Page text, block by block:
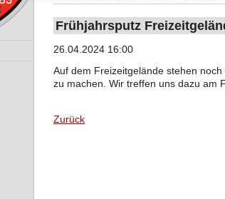
Frühjahrsputz
26.04.2024 16:00
Auf dem Freizeitgelände stehen
zu machen. Wir treffen uns dazu am
Zurück